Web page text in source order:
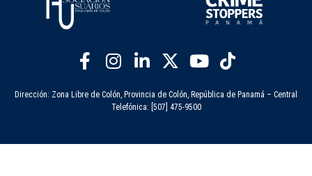
Dirección: Zona Libre de Colón, Provincia de Colón, República de Panamá – Central
Telefónica: [507] 475-9500